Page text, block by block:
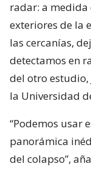
radar: a medida
exteriores de la
las cercanías,
detectamos en
del otro
la Universidad
“Podemos usar
panorámica
del colapso”,